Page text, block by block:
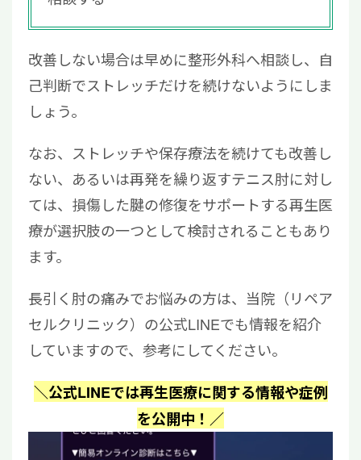
改善しない場合は早めに整形外科へ相談し、自
己判断でストレッチだけを続けないようにしま
しょう。
なお、ストレッチや保存療法を続けても改善し
ない、あるいは再発を繰り返すテニス肘に対し
ては、損傷した腱の修復をサポートする再生医
療が選択肢の一つとして検討されることもあり
ます。
長引く肘の痛みでお悩みの方は、当院（リペア
セルクリニック）の公式LINEでも情報を紹介
していますので、参考にしてください。
＼公式LINEでは再生医療に関する情報や症例
を公開中！／